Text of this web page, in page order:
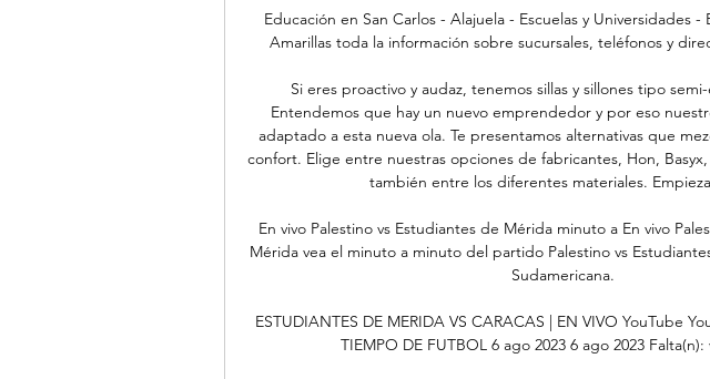
Educación en San Carlos - Alajuela - Escuelas y Universidades -
Amarillas toda la información sobre sucursales, teléfonos y
Si eres proactivo y audaz, tenemos sillas y sillones tipo
Entendemos que hay un nuevo emprendedor y por eso
adaptado a esta nueva ola. Te presentamos alternativas que
confort. Elige entre nuestras opciones de fabricantes, Hon,
también entre los diferentes materiales.
En vivo Palestino vs Estudiantes de Mérida minuto a En vivo
Mérida vea el minuto a minuto del partido Palestino vs
Sudamericana.
ESTUDIANTES DE MERIDA VS CARACAS | EN VIVO YouTube
TIEMPO DE FUTBOL 6 ago 2023 6 ago 2023